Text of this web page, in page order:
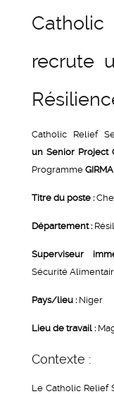
recrute
Catholic Relief
un Senior Project
Programme GIRMA
Titre du poste :
Département :
Superviseur
Sécurité
Pays/lieu : Niger
Lieu de travail :
Contexte :
Le Catholic Relief